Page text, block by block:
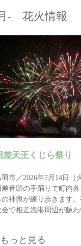
- 花火情報
差天王くじら祭り
市／2026年7月14日（
差音頭の手踊りで町内
の神輿が練り歩きます
会で相差漁港周辺が賑わ
もっと見る